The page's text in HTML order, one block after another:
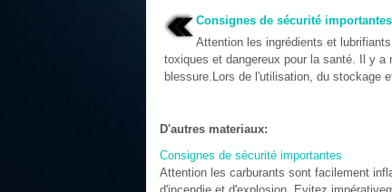
Consignes de sécurité importantes
Attention les ingrédients et
toxiques et dangereux pour la santé. Il y a
blessure.Lors de l'utilisation, du stockage
D'autres materiaux:
Consignes de sécurité importantes
Attention les carburants sont facilement